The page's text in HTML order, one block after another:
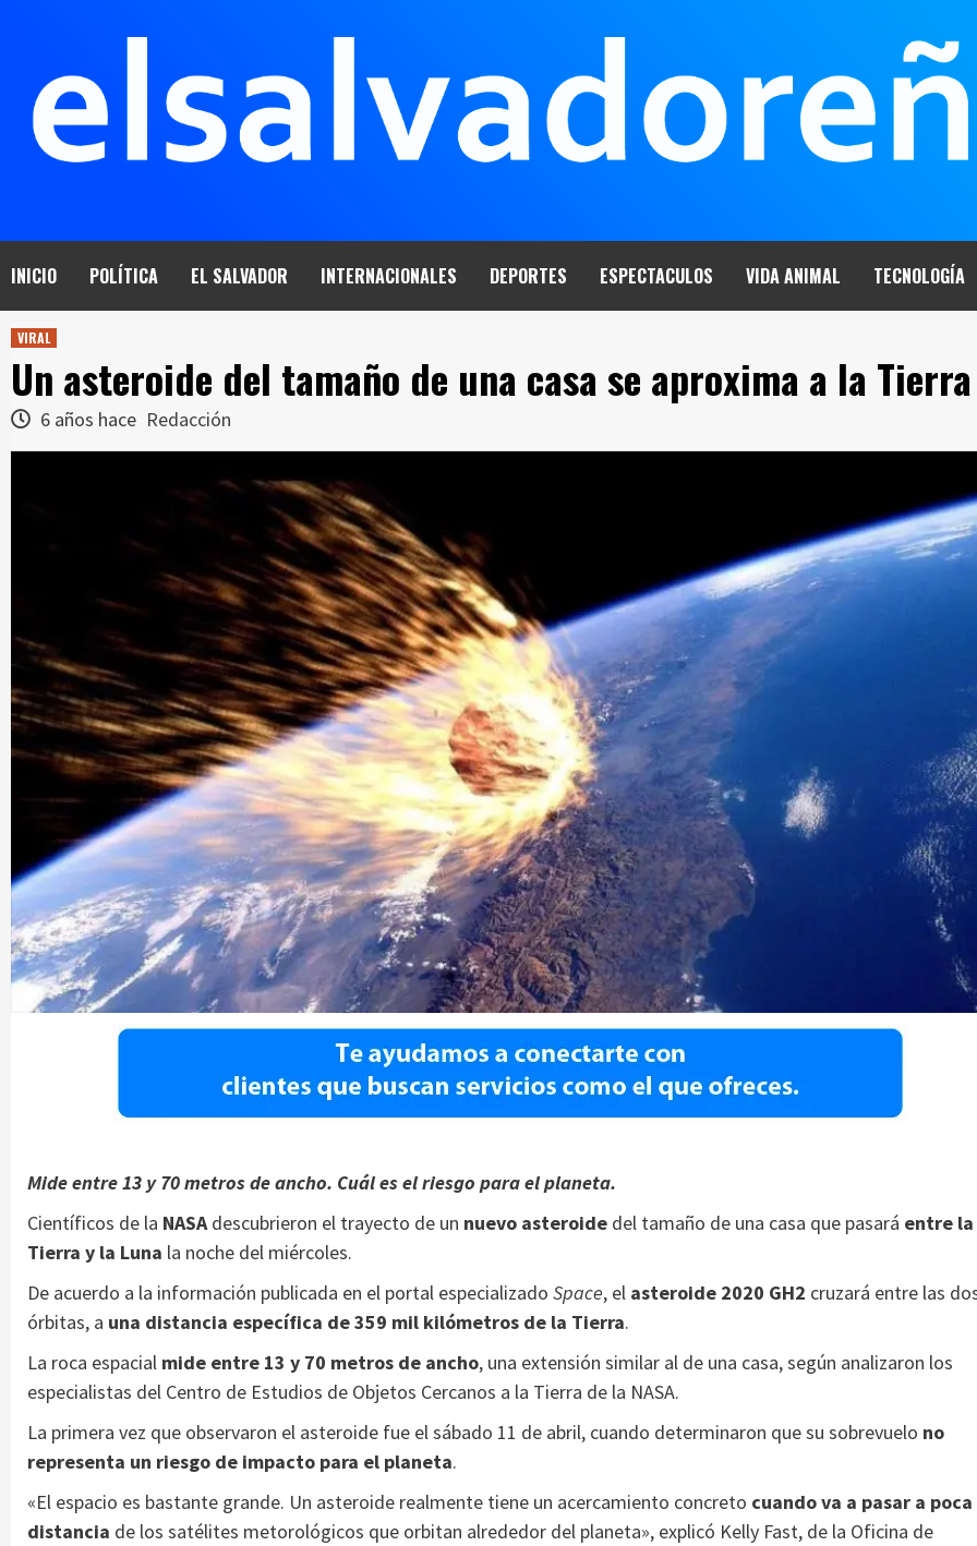
INICIO POLÍTICA EL SALVADOR INTERNACIONALES DEPORTES ESPECTACULOS VIDA ANIMAL TECNOLOGÍA
VIRAL
Un asteroide del tamaño de una casa se aproxima a la Tierra
6 años hace Redacción
Mide entre 13 y 70 metros de ancho. Cuál es el riesgo para el planeta.
Científicos de la NASAdescubrieron el trayecto de un nuevo asteroide del tamaño de una casa que pasará entre la
Tierra y la Luna la noche del miércoles.
De acuerdo a la información publicada en el portal especializado Space, el asteroide 2020 GH2 cruzará entre las
órbitas, a una distancia específica de 359 mil kilómetros de la Tierra.
La roca espacial mide entre 13 y 70 metros de ancho, una extensión similar al de una casa, según analizaron los
especialistas del Centro de Estudios de Objetos Cercanos a la Tierra de la NASA.
La primera vez que observaron el asteroide fue el sábado 11 de abril, cuando determinaron que su sobrevuelo no
representa un riesgo de impacto para el planeta.
«El espacio es bastante grande. Un asteroide realmente tiene un acercamiento concreto cuando va a pasar a poca
distancia de los satélites metorológicos que orbitan alrededor del planeta», explicó Kelly Fast, de la Oficina de